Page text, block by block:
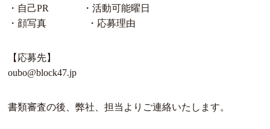
・自己PR ・活動可能曜日
・顔写真 ・応募理由
【応募先】
oubo@block47.jp
書類審査の後、弊社、担当よりご連絡いたします。